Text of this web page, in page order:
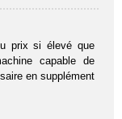
prix si élevé que
capable de
en supplément